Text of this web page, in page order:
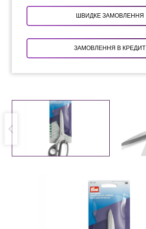
ШВИДКЕ ЗАМОВЛЕННЯ
ЗАМОВЛЕННЯ В КРЕДИТ